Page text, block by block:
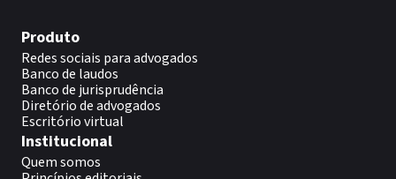
Produto
Redes sociais para advogados
Banco de laudos
Banco de jurisprudência
Diretório de advogados
Escritório virtual
Institucional
Quem somos